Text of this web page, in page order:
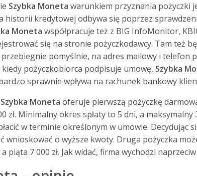
Szybka Moneta warunkiem przyznania pożyczki
historii kredytowej odbywa się poprzez
Moneta współpracuje też z BIG InfoMonitor,
się na stronie pożyczkodawcy. Tam też
pomyślnie, na adres mailowy i telefon
pożyczkobiorca podpisuje umowę, Szybka
sprawnie wpływa na rachunek bankowy
Szybka Moneta oferuje pierwszą pożyczkę
zł. Minimalny okres spłaty to 5 dni, a
w terminie określonym w umowie. Decydując
wnioskować o wyższe kwoty. Druga pożyczka
a piąta 7 000 zł. Jak widać, firma wychodzi